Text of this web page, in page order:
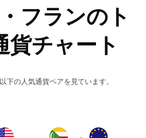
フランのト
貨チャート
下の人気通貨ペアを見ています。